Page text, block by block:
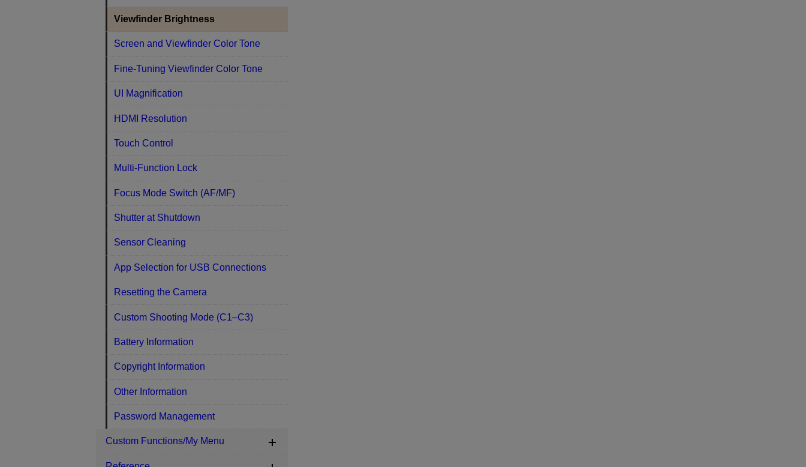
Viewfinder Brightness
Screen and Viewfinder Color Tone
Fine-Tuning Viewfinder Color Tone
UI Magnification
HDMI Resolution
Touch Control
Multi-Function Lock
Focus Mode Switch (AF/MF)
Shutter at Shutdown
Sensor Cleaning
App Selection for USB Connections
Resetting the Camera
Custom Shooting Mode (C1–C3)
Battery Information
Copyright Information
Other Information
Password Management
Custom Functions/My Menu